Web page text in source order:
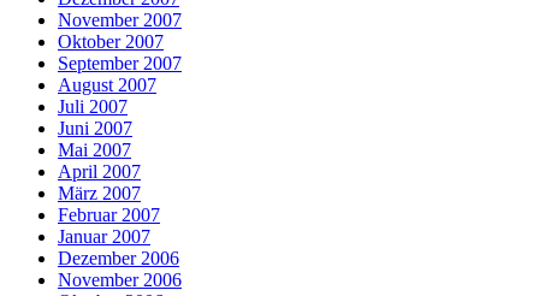
November 2007
Oktober 2007
September 2007
August 2007
Juli 2007
Juni 2007
Mai 2007
April 2007
März 2007
Februar 2007
Januar 2007
Dezember 2006
November 2006